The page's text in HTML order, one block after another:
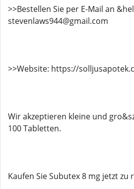
>>Bestellen Sie per E-Mail an
stevenlaws944@gmail.com
>>Website: https://
Wir akzeptieren kleine und
100 Tabletten.
Kaufen Sie Subutex 8 mg jetzt zu